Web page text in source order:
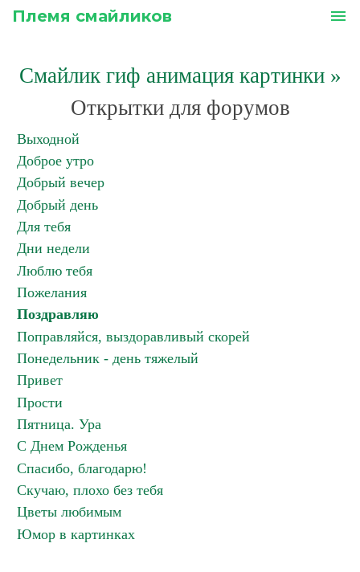
Племя смайликов menu
Смайлик гиф анимация картинки»
Открытки для форумов
Выходной
Доброе утро
Добрый вечер
Добрый день
Для тебя
Дни недели
Люблю тебя
Пожелания
Поздравляю
Поправляйся, выздоравливый скорей
Понедельник - день тяжелый
Привет
Прости
Пятница. Ура
С Днем Рожденья
Спасибо, благодарю!
Скучаю, плохо без тебя
Цветы любимым
Юмор в картинках